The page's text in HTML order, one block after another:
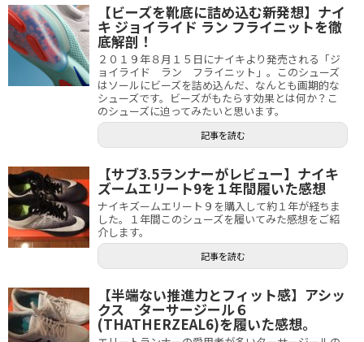
【ビーズを靴底に詰め込む新発想】ナイ
キ ジョイライド ラン フライニットを徹
底解剖！
２０１９年８月１５日にナイキより発売される「ジ
ョイライド ラン フライニット」。このシューズ
はソールにビーズを詰め込んだ、なんとも画期的な
シューズです。ビーズがもたらす効果とは何か？こ
のシューズに迫ってみたいと思います。
記事を読む
【サブ3.5ランナーがレビュー】ナイキ
ズームエリート9を１年間履いた感想
ナイキズームエリート９を購入して約１年が経ちま
した。１年間このシューズを履いてみた感想をご紹
介します。
記事を読む
【半端ない推進力とフィット感】アシッ
クス ターサージール６
(THATHERZEAL6)を履いた感想。